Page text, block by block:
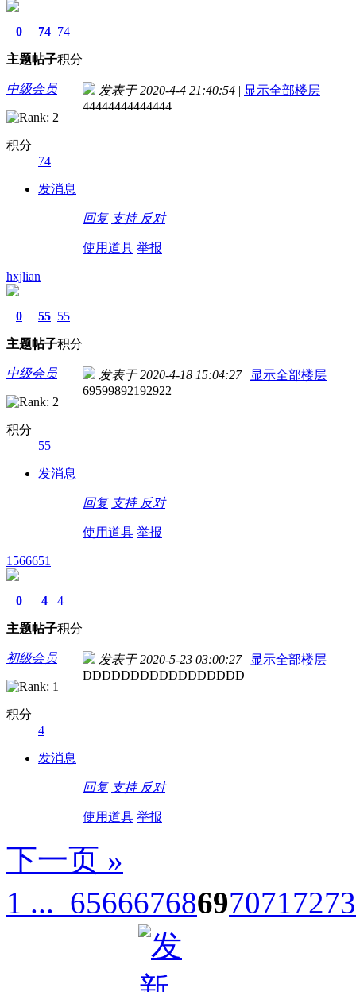
0
主题
74
帖子
74
积分
中级会员
积分
74
发消息
发表于 2020-4-4 21:40:54 | 显示全部楼层
44444444444444
回复 支持 反对
使用道具 举报
hxjlian
0
主题
55
帖子
55
积分
中级会员
积分
55
发消息
发表于 2020-4-18 15:04:27 | 显示全部楼层
69599892192922
回复 支持 反对
使用道具 举报
1566651
0
主题
4
帖子
4
积分
初级会员
积分
4
发消息
发表于 2020-5-23 03:00:27 | 显示全部楼层
DDDDDDDDDDDDDDDDD
回复 支持 反对
使用道具 举报
下一页 »
1 ... 656667686970717273